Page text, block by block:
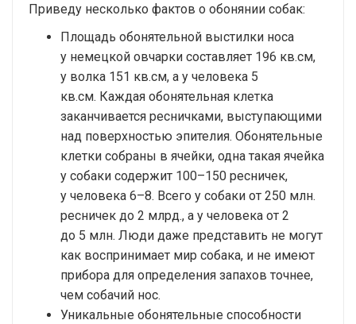
Приведу несколько фактов о обонянии собак:
Площадь обонятельной выстилки носа
у немецкой овчарки составляет 196 кв.см,
у волка 151 кв.см, а у человека 5
кв.см. Каждая обонятельная клетка
заканчивается ресничками, выступающими
над поверхностью эпителия. Обонятельные
клетки собраны в ячейки, одна такая ячейка
у собаки содержит 100–150 ресничек,
у человека 6–8. Всего у собаки от 250 млн.
ресничек до 2 млрд., а у человека от 2
до 5 млн. Люди даже представить не могут
как воспринимает мир собака, и не имеют
прибора для определения запахов точнее,
чем собачий нос.
Уникальные обонятельные способности